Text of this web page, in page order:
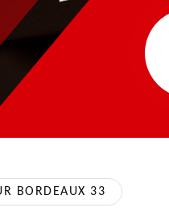
BORDEAUX 33